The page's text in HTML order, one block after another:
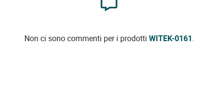
Non ci sono commenti per i prodotti WITEK-0161.